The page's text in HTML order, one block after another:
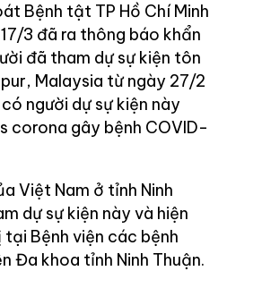
Bệnh tật TP Hồ Chí Minh
3 đã ra thông báo khẩn
đã tham dự sự kiện tôn
Malaysia từ ngày 27/2
người dự sự kiện này
corona gây bệnh COVID-
Việt Nam ở tỉnh Ninh
dự sự kiện này và hiện
Bệnh viện các bệnh
Đa khoa tỉnh Ninh Thuận.